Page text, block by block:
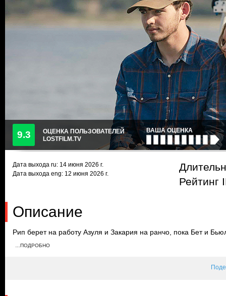
9.3
ОЦЕНКА ПОЛЬЗОВАТЕЛЕЙ
LOSTFILM.TV
ВАША ОЦЕНКА
Дата выхода ru: 14 июня 2026 г.
Дата выхода eng: 12 июня 2026 г.
Рейтинг
Описание
Рип берет на работу Азуля и Закария на ранчо, пока Бет и
бизнесменом. Картер и Ореана проводят время на рыбалке.
…ПОДРОБНО